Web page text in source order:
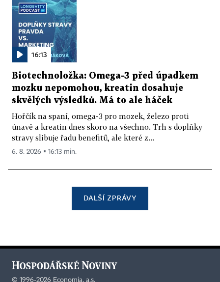
16:13
Biotechnoložka: Omega-3 před úpadkem
mozku nepomohou, kreatin dosahuje
skvělých výsledků. Má to ale háček
Hořčík na spaní, omega-3 pro mozek, železo proti
únavě a kreatin dnes skoro na všechno. Trh s doplňky
stravy slibuje řadu benefitů, ale které z...
6. 8. 2026 ▪ 16:13 min.
DALŠÍ ZPRÁVY
© 1996-2026 Economia, a.s.